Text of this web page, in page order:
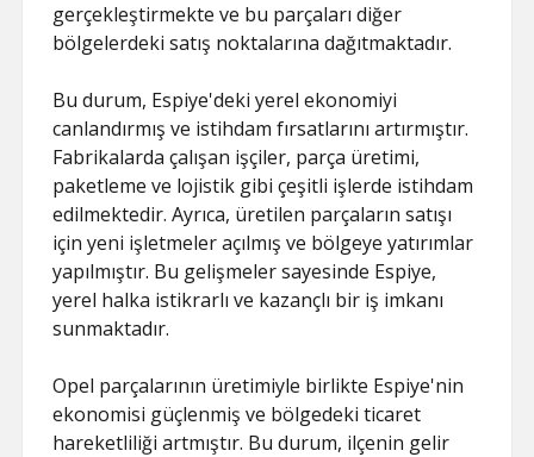
gerçekleştirmekte ve bu parçaları diğer
bölgelerdeki satış noktalarına dağıtmaktadır.
Bu durum, Espiye'deki yerel ekonomiyi
canlandırmış ve istihdam fırsatlarını artırmıştır.
Fabrikalarda çalışan işçiler, parça üretimi,
paketleme ve lojistik gibi çeşitli işlerde istihdam
edilmektedir. Ayrıca, üretilen parçaların satışı
için yeni işletmeler açılmış ve bölgeye yatırımlar
yapılmıştır. Bu gelişmeler sayesinde Espiye,
yerel halka istikrarlı ve kazançlı bir iş imkanı
sunmaktadır.
Opel parçalarının üretimiyle birlikte Espiye'nin
ekonomisi güçlenmiş ve bölgedeki ticaret
hareketliliği artmıştır. Bu durum, ilçenin gelir